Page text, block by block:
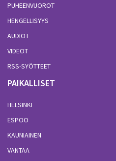
PUHEENVUOROT
HENGELLISYYS
AUDIOT
VIDEOT
RSS-SYÖTTEET
PAIKALLISET
HELSINKI
ESPOO
KAUNIAINEN
VANTAA